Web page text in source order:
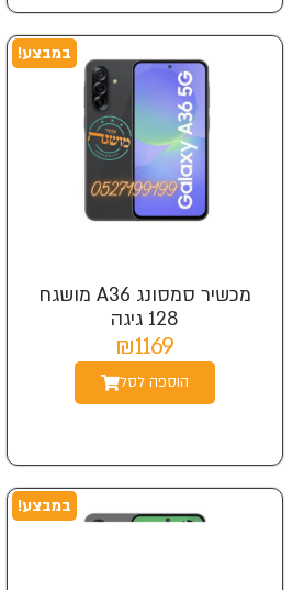
במבצע!
מכשיר סמסונג A36 מושגח
128 גיגה
₪1169
הוספה לסל
במבצע!